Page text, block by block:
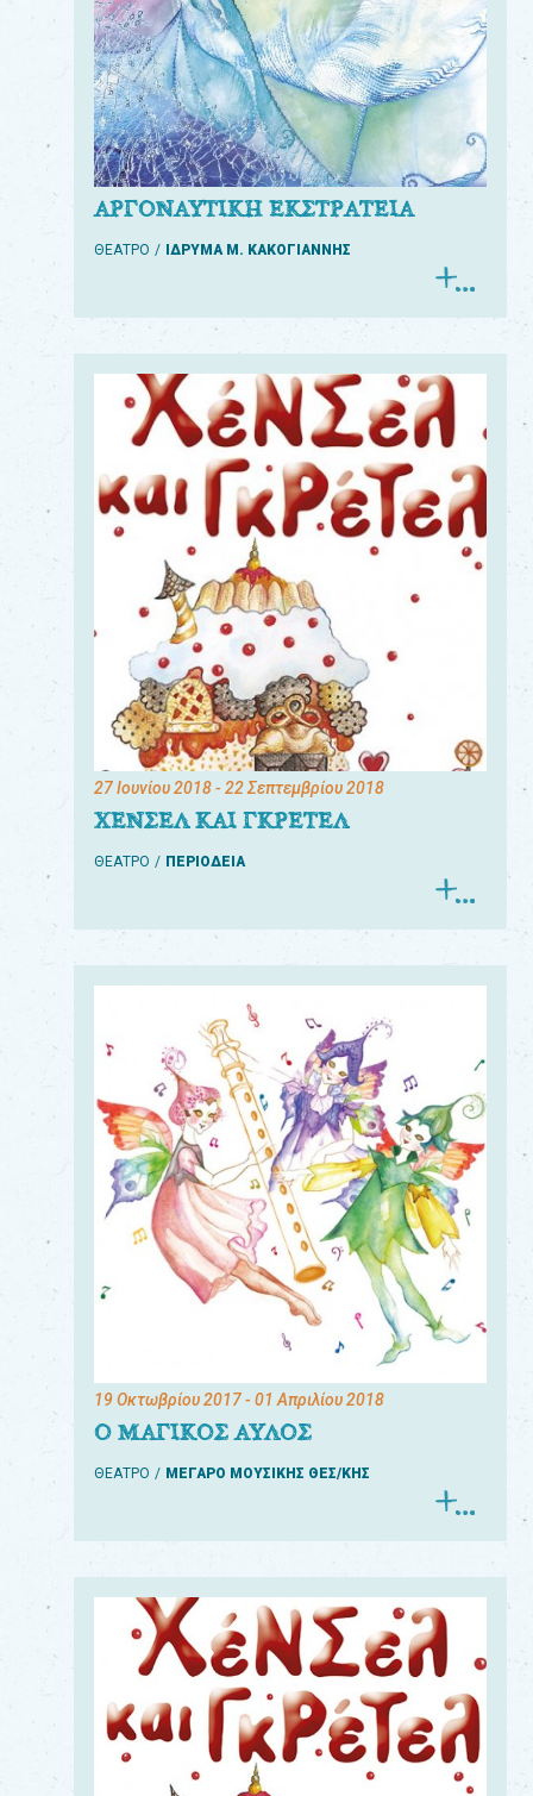
ΑΡΓΟΝΑΥΤΙΚΗ ΕΚΣΤΡΑΤΕΙΑ
ΘΕΑΤΡΟ ΙΔΡΥΜΑ Μ. ΚΑΚΟΓΙΑΝΝΗΣ
27 Ιουνίου 2018- 22 Σεπτεμβρίου 2018
ΧΕΝΣΕΛ ΚΑΙ ΓΚΡΕΤΕΛ
ΘΕΑΤΡΟ ΠΕΡΙΟΔΕΙΑ
19 Οκτωβρίου 2017- 01 Απριλίου 2018
Ο ΜΑΓΙΚΟΣ ΑΥΛΟΣ
ΘΕΑΤΡΟ ΜΕΓΑΡΟ ΜΟΥΣΙΚΗΣ ΘΕΣ/ΚΗΣ